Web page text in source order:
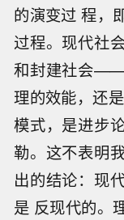
的演变过 程，
过程。现代社
和封建社会——
理的效能，还
模式，是进步
勒。这不表明
出的结论：现
是 反现代的。